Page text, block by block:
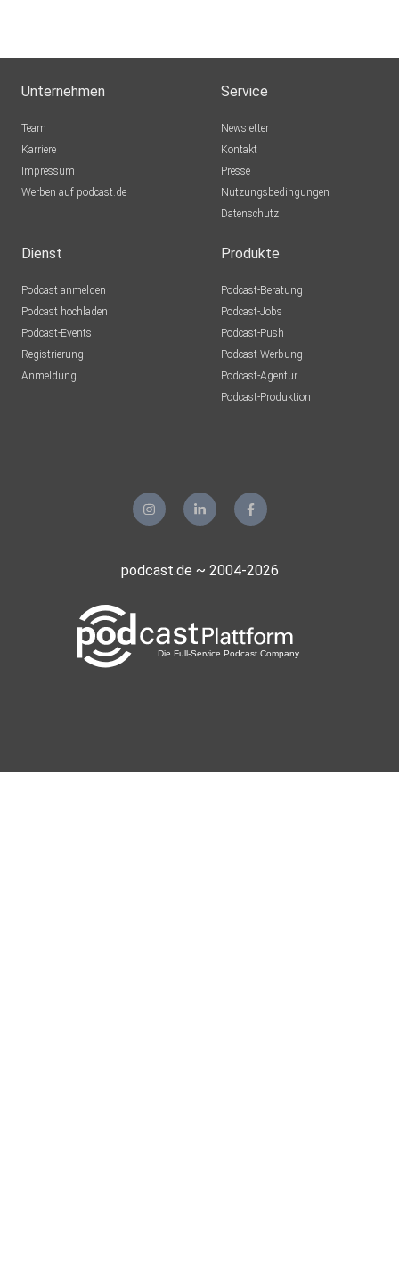
Unternehmen
Team
Karriere
Impressum
Werben auf podcast.de
Service
Newsletter
Kontakt
Presse
Nutzungsbedingungen
Datenschutz
Dienst
Podcast anmelden
Podcast hochladen
Podcast-Events
Registrierung
Anmeldung
Produkte
Podcast-Beratung
Podcast-Jobs
Podcast-Push
Podcast-Werbung
Podcast-Agentur
Podcast-Produktion
podcast.de ~ 2004-2026